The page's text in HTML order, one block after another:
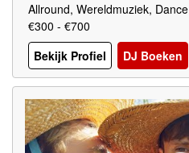
Allround, Wereldmuziek, Dance
€300 - €700
Bekijk Profiel
DJ Boeken